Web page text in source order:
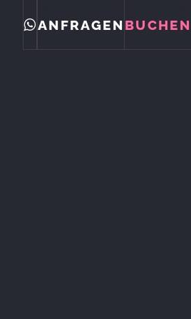
WHATSAPP
ANFRAGENBUCHEN